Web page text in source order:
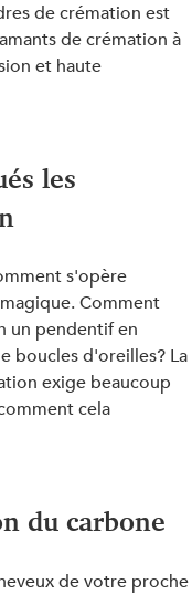
de crémation est
de crémation à
et haute
les
s'opère
Comment
un pendentif en
boucles d'oreilles? La
exige beaucoup
cela
du carbone
de votre